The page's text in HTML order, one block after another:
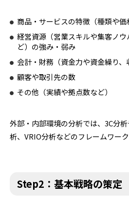
商品・サービスの特徴（種類や価
経営資源（営業スキルや集客ノ
ど）の強み・弱み
会計・財務（資金力や資金繰り、
顧客や取引先の数
その他（実績や拠点数など）
外部・内部環境の分析では、3C分
析、VRIO分析などのフレームワーク
Step2：基本戦略の策定